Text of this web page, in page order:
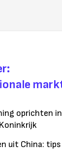
oprichten
uit China: